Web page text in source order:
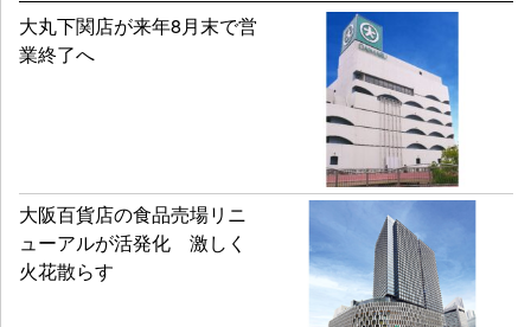
大丸下関店が来年8月末で営
業終了へ
大阪百貨店の食品売場リニ
ューアルが活発化 激しく
火花散らす